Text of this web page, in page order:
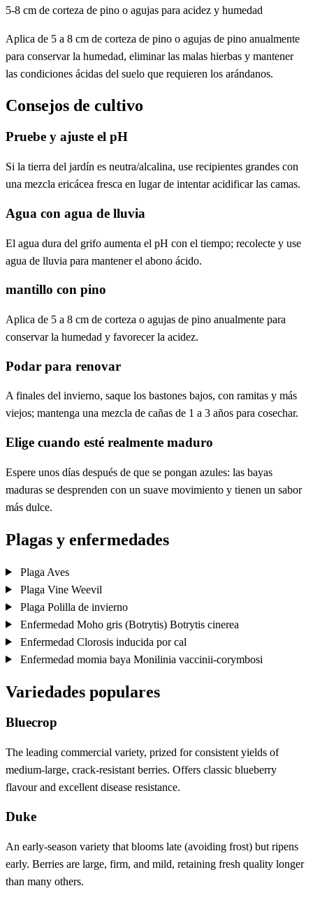
5-8 cm de corteza de pino o agujas para acidez y humedad
Aplica de 5 a 8 cm de corteza de pino o agujas de pino anualmente
para conservar la humedad, eliminar las malas hierbas y mantener
las condiciones ácidas del suelo que requieren los arándanos.
Consejos de cultivo
Pruebe y ajuste el pH
Si la tierra del jardín es neutra/alcalina, use recipientes grandes con
una mezcla ericácea fresca en lugar de intentar acidificar las camas.
Agua con agua de lluvia
El agua dura del grifo aumenta el pH con el tiempo; recolecte y use
agua de lluvia para mantener el abono ácido.
mantillo con pino
Aplica de 5 a 8 cm de corteza o agujas de pino anualmente para
conservar la humedad y favorecer la acidez.
Podar para renovar
A finales del invierno, saque los bastones bajos, con ramitas y más
viejos; mantenga una mezcla de cañas de 1 a 3 años para cosechar.
Elige cuando esté realmente maduro
Espere unos días después de que se pongan azules: las bayas
maduras se desprenden con un suave movimiento y tienen un sabor
más dulce.
Plagas y enfermedades
Plaga Aves
Plaga Vine Weevil
Plaga Polilla de invierno
Enfermedad Moho gris (Botrytis) Botrytis cinerea
Enfermedad Clorosis inducida por cal
Enfermedad momia baya Monilinia vaccinii-corymbosi
Variedades populares
Bluecrop
The leading commercial variety, prized for consistent yields of
medium-large, crack-resistant berries. Offers classic blueberry
flavour and excellent disease resistance.
Duke
An early-season variety that blooms late (avoiding frost) but ripens
early. Berries are large, firm, and mild, retaining fresh quality longer
than many others.